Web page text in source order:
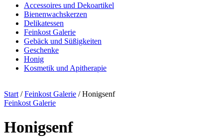
Accessoires und Dekoartikel
Bienenwachskerzen
Delikatessen
Feinkost Galerie
Gebäck und Süßigkeiten
Geschenke
Honig
Kosmetik und Apitherapie
Start /Feinkost Galerie / Honigsenf
Feinkost Galerie
Honigsenf